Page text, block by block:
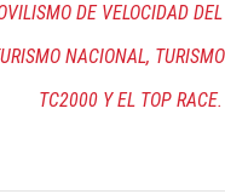
DE VELOCIDAD
NACIONAL,
TC2000 Y EL TOP RACE.